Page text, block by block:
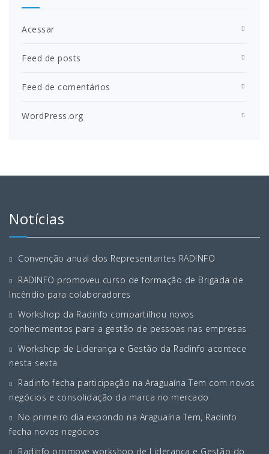
Acessar
Feed de posts
Feed de comentários
WordPress.org
Notícias
Convenção anual dos Representantes RADINFO
RADINFO promoveu curso de formação de Brigada de
Incêndio para colaboradores
Workshop da Radinfo compartilhou novos
conhecimentos para a gestão de pessoas nas empresas
Workshop de Liderança e Gestão da Radinfo acontece
nesta sexta
Radinfo fecha participação na Araguaína Tem com novos
negócios e consolidação da marca no mercado
No primeiro dia expondo na Araguaína Tem, Radinfo
fecha novos negócios
Radinfo promove workshop de Liderança e Gestão do